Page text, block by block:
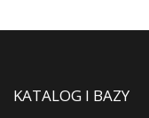
KATALOG I BAZY